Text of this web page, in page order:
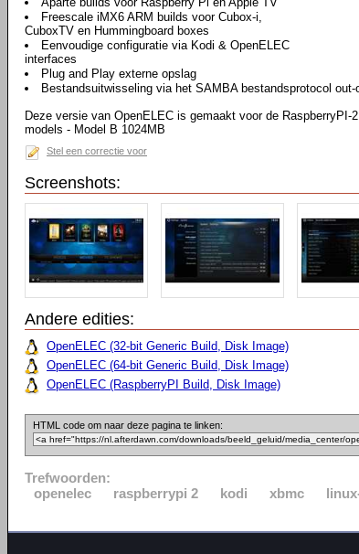
Freescale iMX6 ARM builds voor Cubox-i,
CuboxTV en Hummingboard boxes
Eenvoudige configuratie via Kodi & OpenELEC
interfaces
Plug and Play externe opslag
Bestandsuitwisseling via het SAMBA bestandsprotocol out-
Deze versie van OpenELEC is gemaakt voor de RaspberryPI-
models - Model B 1024MB
Stel een correctie voor
Screenshots:
Andere edities:
OpenELEC (32-bit Generic Build, Disk Image)
OpenELEC (64-bit Generic Build, Disk Image)
OpenELEC (RaspberryPI Build, Disk Image)
HTML code om naar deze pagina te linken:
Trefwoorden:
openelec
raspberrypi 2 kodi xbmc